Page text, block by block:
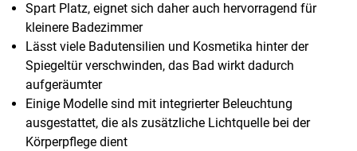
Spart Platz, eignet sich daher auch hervorragend für
kleinere Badezimmer
Lässt viele Badutensilien und Kosmetika hinter der
Spiegeltür verschwinden, das Bad wirkt dadurch
aufgeräumter
Einige Modelle sind mit integrierter Beleuchtung
ausgestattet, die als zusätzliche Lichtquelle bei der
Körperpflege dient